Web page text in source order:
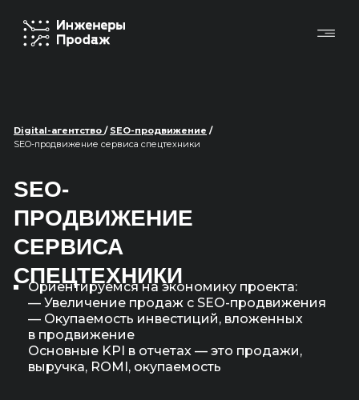
SEO-
ПРОДВИЖЕНИЕ
СЕРВИСА
СПЕЦТЕХНИКИ
Ориентируемся на экономику проекта:
— Увеличение продаж с SEO-продвижения
— Окупаемость инвестиций, вложенных
в продвижение
Основные KPI в отчетах — это продажи,
выручка, ROMI, окупаемость
Digital-агентство / SEO-продвижение /
SEO-продвижение сервиса спецтехники